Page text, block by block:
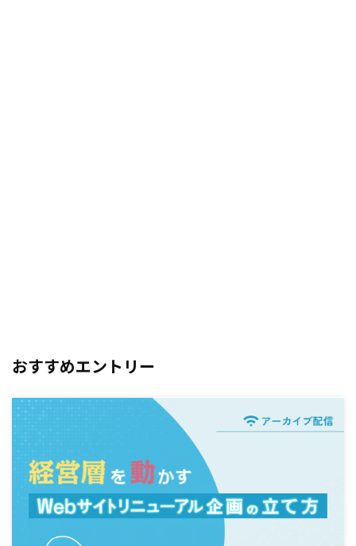
おすすめエントリー